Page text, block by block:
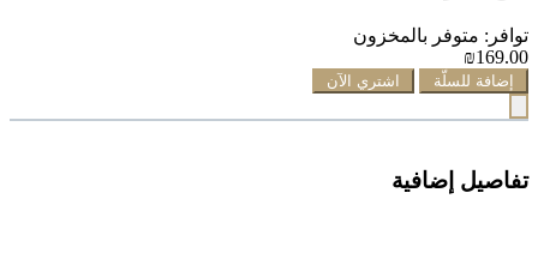
توافر: متوفر بالمخزون
₪169.00
إضافة للسلّة اشتري الآن
تفاصيل إضافية